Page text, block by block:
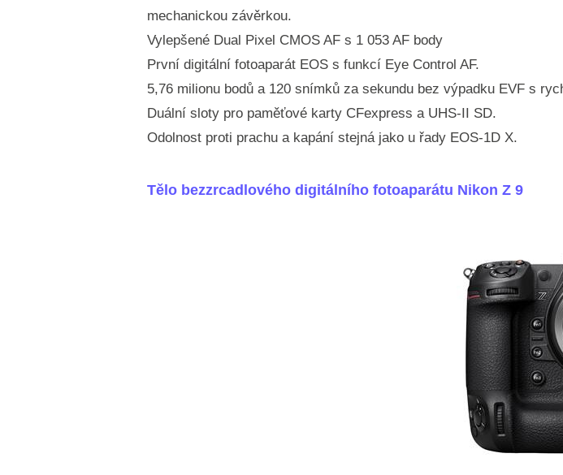
mechanickou závěrkou.
Vylepšené Dual Pixel CMOS AF s 1 053 AF body
První digitální fotoaparát EOS s funkcí Eye Control AF.
5,76 milionu bodů a 120 snímků za sekundu bez výpadku EVF s
Duální sloty pro paměťové karty CFexpress a UHS-II SD.
Odolnost proti prachu a kapání stejná jako u řady EOS-1D X.
Tělo bezzrcadlového digitálního fotoaparátu Nikon Z 9